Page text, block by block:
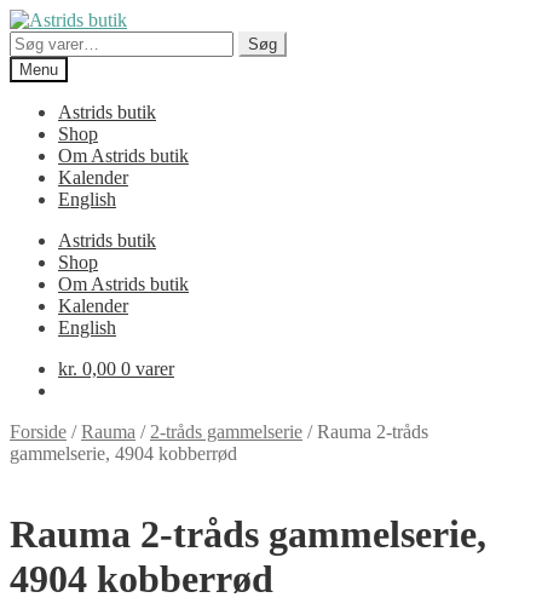
Spring
til
navigation
Spring
til
indhold
Søg
efter:
Søg
Menu
Astrids butik
Shop
Om Astrids butik
Kalender
English
Astrids butik
Shop
Om Astrids butik
Kalender
English
kr. 0,00 0 varer
Forside /Rauma / 2-tråds gammelserie /Rauma 2-tråds
gammelserie, 4904 kobberrød
Rauma 2-tråds gammelserie,
4904 kobberrød